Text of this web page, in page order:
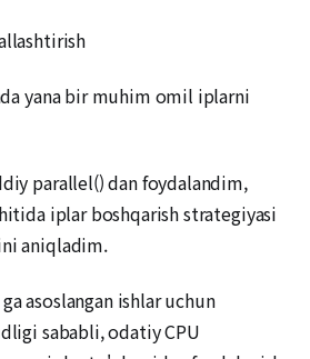
yana bir muhim omil iplarni
parallel() dan foydalandim,
iplar boshqarish strategiyasi
aniqladim.
asoslangan ishlar uchun
sababli, odatiy CPU